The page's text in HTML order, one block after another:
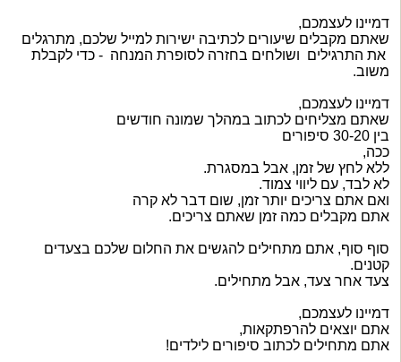
דמיינו לעצמכם,
שאתם מקבלים שיעורים לכתיבה ישירות למייל שלכם, מתרגלים
את התרגילים ושולחים בחזרה לסופרת המנחה - כדי לקבלת
משוב.
דמיינו לעצמכם,
שאתם מצליחים לכתוב במהלך שמונה חודשים
בין 30-20 סיפורים
ככה,
ללא לחץ של זמן, אבל במסגרת.
לא לבד, עם ליווי צמוד.
ואם אתם צריכים יותר זמן, שום דבר לא קרה
אתם מקבלים כמה זמן שאתם צריכים.
סוף סוף, אתם מתחילים להגשים את החלום שלכם בצעדים
קטנים.
צעד אחר צעד, אבל מתחילים.
דמיינו לעצמכם,
אתם יוצאים להרפתקאות,
אתם מתחילים לכתוב סיפורים לילדים!